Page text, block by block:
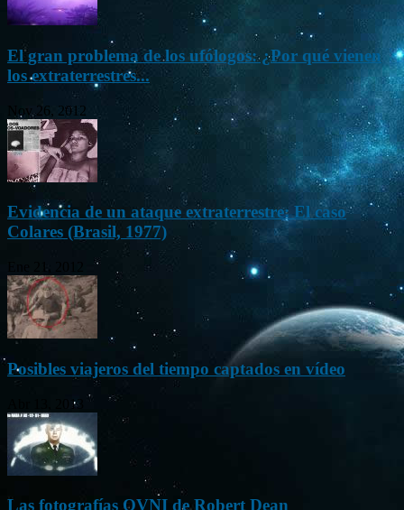
El gran problema de los ufólogos: ¿Por qué vienen
los extraterrestres...
Nov 26, 2012
Evidencia de un ataque extraterrestre: El caso
Colares (Brasil, 1977)
Posibles viajeros del tiempo captados en vídeo
Abr 13, 2013
Las fotografías OVNI de Robert Dean